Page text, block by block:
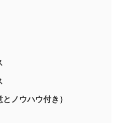
ノウハウ付き）